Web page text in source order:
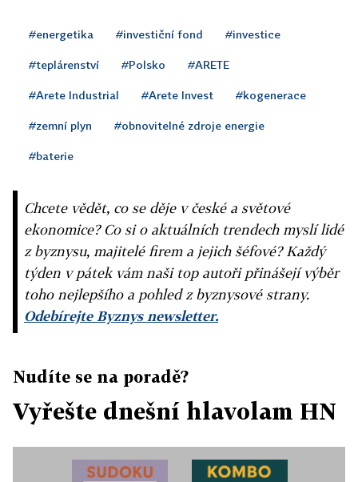
#energetika #investiční fond #investice
#teplárenství #Polsko #ARETE
#Arete Industrial #Arete Invest #kogenerace
#zemní plyn #obnovitelné zdroje energie
#baterie
Chcete vědět, co se děje v české a světové
ekonomice? Co si o aktuálních trendech myslí lidé
z byznysu, majitelé firem a jejich šéfové? Každý
týden v pátek vám naši top autoři přinášejí výběr
toho nejlepšího a pohled z byznysové strany.
Odebírejte Byznys newsletter.
Nudíte se na poradě?
Vyřešte dnešní hlavolam HN